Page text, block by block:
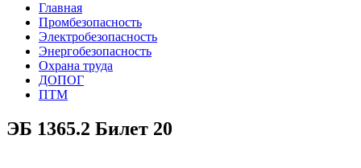
Главная
Промбезопасность
Электробезопасность
Энергобезопасность
Охрана труда
ДОПОГ
ПТМ
ЭБ 1365.2 Билет 20